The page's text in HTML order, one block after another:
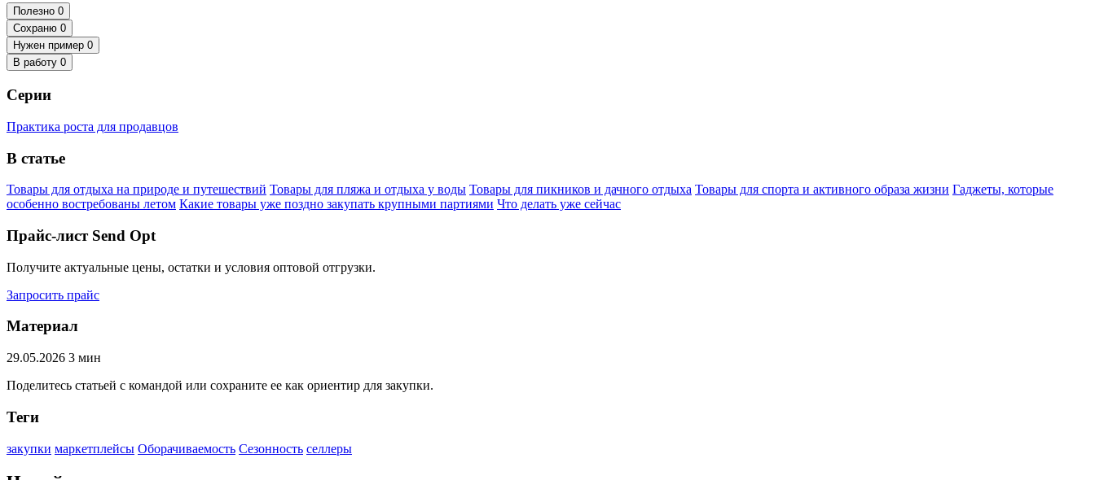
Полезно 0
Сохраню 0
Нужен пример 0
В работу 0
Серии
Практика роста для продавцов
В статье
Товары для отдыха на природе и путешествий Товары для пляжа и отдыха у воды Товары для пикников и дачного отдыха Товары для спорта и активного образа жизни Гаджеты, которые
особенно востребованы летом Какие товары уже поздно закупать крупными партиями Что делать уже сейчас
Прайс-лист Send Opt
Получите актуальные цены, остатки и условия оптовой отгрузки.
Запросить прайс
Материал
29.05.2026 3 мин
Поделитесь статьей с командой или сохраните ее как ориентир для закупки.
Теги
закупки маркетплейсы Оборачиваемость Сезонность селлеры